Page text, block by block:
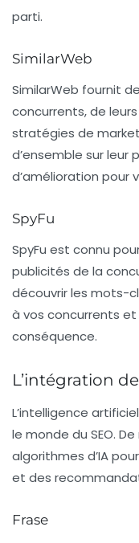
parti.
SimilarWeb
SimilarWeb fournit
concurrents, de
stratégies de
d’ensemble sur
d’amélioration pour
SpyFu
SpyFu est connu
publicités de la
découvrir les mots-
à vos concurrents
conséquence.
L’intégration
L’intelligence
le monde du SEO.
algorithmes d’IA
et des
Frase